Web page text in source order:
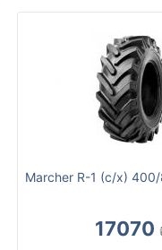
Marcher R-1 (с/х)
17070